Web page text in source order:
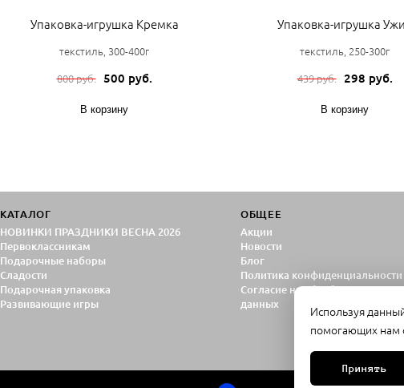
Упаковка-игрушка Кремка
текстиль, 300-400г
800 руб. 500 руб.
В корзину
Упаковка-игрушка
текстиль, 250-300г
439 руб. 298 руб.
В корзину
КАТАЛОГ
НОВИНКИ ПРАЗДНИКИ ВЕСНА 2026
Первоклассникам
Подарочные наборы
Сладости
Подарочная упаковка
Развивающие игры
ОБЩЕЕ
Акции
Новости
Блог
Политика конфиденциальности
Согласие на обработку
данных
Используя
помогающих нам
Принять